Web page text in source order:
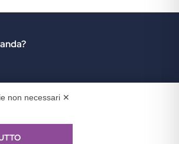
non necessari ✕